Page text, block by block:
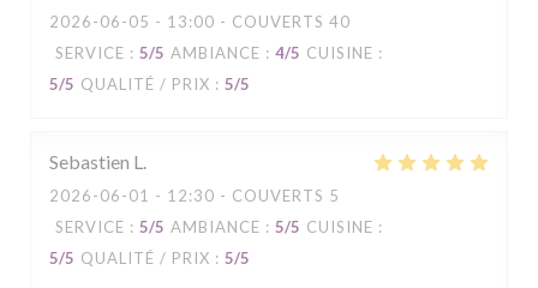
2026-06-05 - 13:00 - COUVERTS 40
SERVICE : 5/5 AMBIANCE : 4/5 CUISINE :
5/5 QUALITÉ / PRIX : 5/5
Sebastien L
2026-06-01 - 12:30 - COUVERTS 5
SERVICE : 5/5 AMBIANCE : 5/5 CUISINE :
5/5 QUALITÉ / PRIX : 5/5